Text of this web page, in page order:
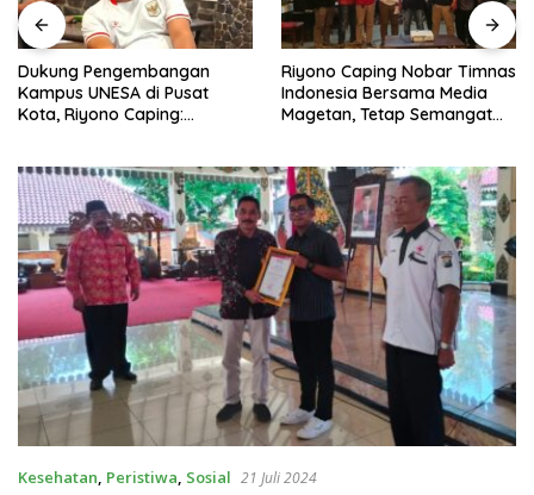
Dukung Pengembangan
Kampus UNESA di Pusat
Kota, Riyono Caping:
Riyono Caping Nobar Timnas
Indonesia Bersama Media
Magetan, Tetap Semangat
Kesehatan, Peristiwa, Sosial 21 Juli 2024